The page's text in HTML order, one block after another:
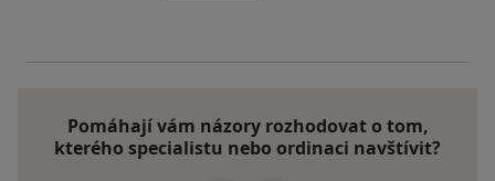
Pomáhají vám názory rozhodovat o tom,
kterého specialistu nebo ordinaci navštívit?